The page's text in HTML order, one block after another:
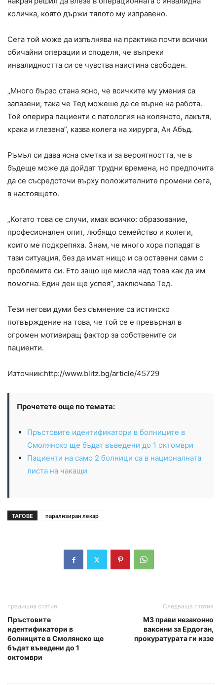
количка, която държи тялото му изправено.
Сега той може да изпълнява на практика почти всички
обичайни операции и споделя, че въпреки
инвалидността си се чувства наистина свободен.
„Много бързо стана ясно, че всичките му умения са
запазени, така че Тед можеше да се върне на работа.
Той оперира пациенти с патология на коляното, лакътя,
крака и глезена”, казва колега на хирурга, Ан Абъд.
Ръмъл си дава ясна сметка и за вероятността, че в
бъдеще може да дойдат трудни времена, но предпочита
да се съсредоточи върху положителните промени сега,
в настоящето.
„Когато това се случи, имах всичко: образование,
професионален опит, любящо семейство и колеги,
които ме подкрепяха. Знам, че много хора попадат в
тази ситуация, без да имат нищо и са оставени сами с
проблемите си. Ето защо ще мисля над това как да им
помогна. Един ден ще успея”, заключава Тед.
Тези негови думи без съмнение са истинско
потвърждение на това, че той се е превърнал в
огромен мотивиращ фактор за собствените си
пациенти.
Източник:http://www.blitz.bg/article/45729
Прочетете още по темата:
Пръстовите идентификатори в болниците в
Смолянско ще бъдат въведени до 1 октомври
Пациенти на само 2 болници са в националната
листа на чакащи
ТАГОВЕ парализиран лекар
предишна статия
Пръстовите
идентификатори в
болниците в Смолянско ще
бъдат въведени до 1
октомври
Следваща статия
МЗ прави незаконно
ваксини за Ердоган,
прокуратурата ги иззе